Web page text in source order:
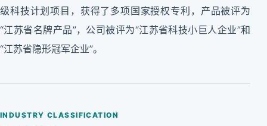
级科技计划项目，获得了多项国家授权专利，产品被评为
“江苏省名牌产品”，公司被评为“江苏省科技小巨人企业”和
“江苏省隐形冠军企业”。
INDUSTRY CLASSIFICATION